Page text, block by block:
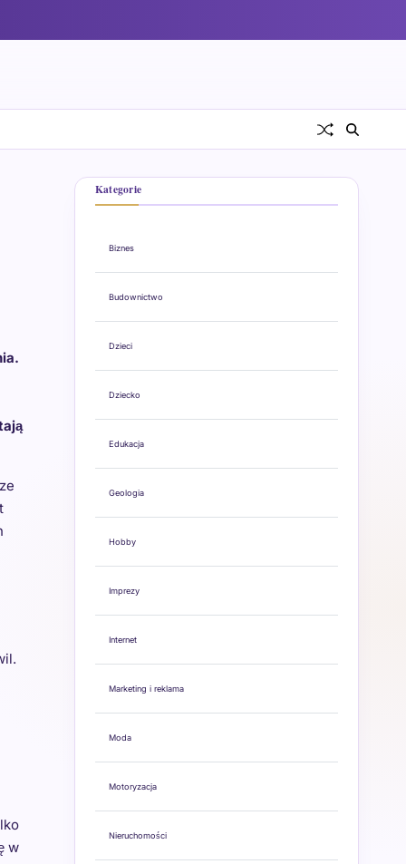
w
Kategorie
Biznes
Budownictwo
Dzieci
Dziecko
Edukacja
Geologia
Hobby
Imprezy
Internet
Marketing i reklama
Moda
Motoryzacja
Nieruchomości